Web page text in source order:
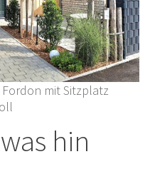
mit Sitzplatz
hin